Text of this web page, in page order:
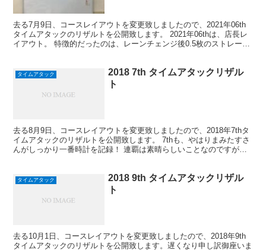
去る7月9日、コースレイアウトを変更致しましたので、2021年06th
タイムアタックのリザルトを公開致します。 2021年06thは、店長レ
イアウト。 特徴的だったのは、レーンチェンジ後0.5枚のストレート
タイムアタック
2018 7th タイムアタックリザル
ト
去る8月9日、コースレイアウトを変更致しましたので、2018年7thタ
イムアタックのリザルトを公開致します。 7thも、やはりまみたすさ
んがしっかり一番時計を記録！ 連覇は素晴らしいことなのですが、
タイムアタック
2018 9th タイムアタックリザル
ト
去る10月1日、コースレイアウトを変更致しましたので、2018年9th
タイムアタックのリザルトを公開致します。遅くなり申し訳御座いま